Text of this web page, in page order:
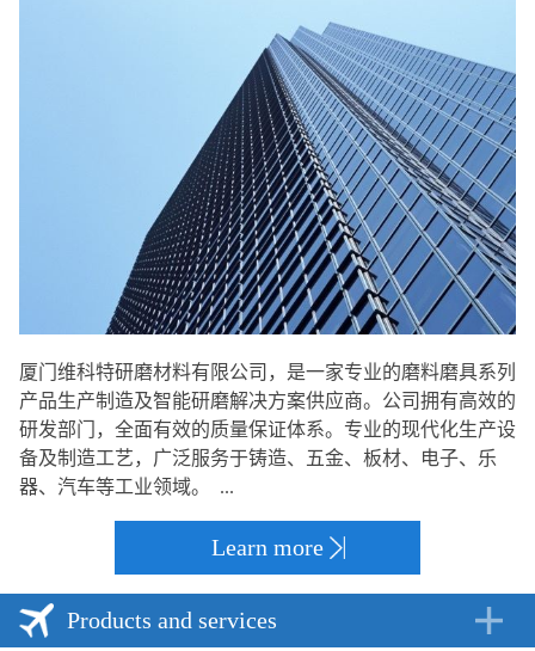
厦门维科特研磨材料有限公司，是一家专业的磨料磨具系列
产品生产制造及智能研磨解决方案供应商。公司拥有高效的
研发部门，全面有效的质量保证体系。专业的现代化生产设
备及制造工艺，广泛服务于铸造、五金、板材、电子、乐
器、汽车等工业领域。 ...
Learn more
Products and services